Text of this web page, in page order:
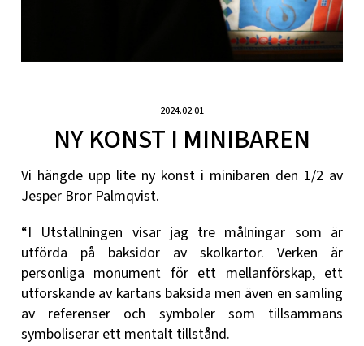
2024.02.01
NY KONST I MINIBAREN
Vi hängde upp lite ny konst i minibaren den 1/2 av
Jesper Bror Palmqvist.
“I Utställningen visar jag tre målningar som är
utförda på baksidor av skolkartor. Verken är
personliga monument för ett mellanförskap, ett
utforskande av kartans baksida men även en samling
av referenser och symboler som tillsammans
symboliserar ett mentalt tillstånd.